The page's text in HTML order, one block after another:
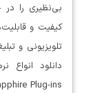
بی‌نظیری را
کیفیت و
تلویزیونی و